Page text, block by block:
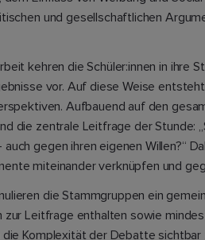
und gesellschaftlichen
kehren die Schüler:innen in ihre
vor. Auf diese Weise
Aufbauend auf den
die zentrale Leitfrage der Stunde:
gegen ihren eigenen Willen?“
miteinander verknüpfen und
die Stammgruppen ein
zur Leitfrage enthalten sowie
Komplexität der Debatte